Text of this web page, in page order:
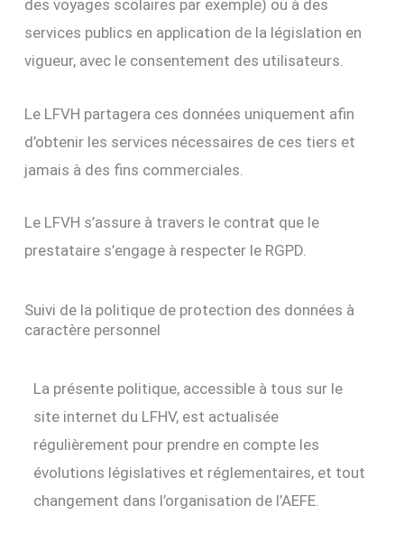
des voyages scolaires par exemple) ou à des
services publics en application de la législation en
vigueur, avec le consentement des utilisateurs.
Le LFVH partagera ces données uniquement afin
d’obtenir les services nécessaires de ces tiers et
jamais à des fins commerciales.
Le LFVH s’assure à travers le contrat que le
prestataire s’engage à respecter le RGPD.
Suivi de la politique de protection des données à
caractère personnel
La présente politique, accessible à tous sur le
site internet du LFHV, est actualisée
régulièrement pour prendre en compte les
évolutions législatives et réglementaires, et tout
changement dans l’organisation de l’AEFE.